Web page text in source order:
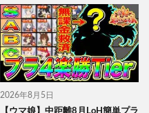
2026年8月5日
【ウマ娘】中距離8月LoH簡単プラ